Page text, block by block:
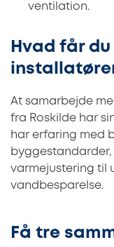
ventilation.
Hvad får
At samarbejde
fra Roskilde har
har erfaring med
varmejustering til
vandbesparelse.
Få tre